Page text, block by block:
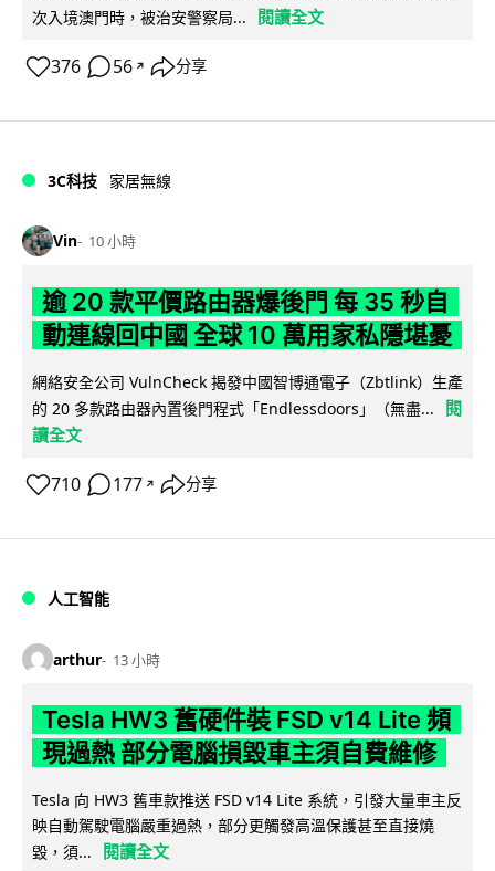
次入境澳門時，被治安警察局...
閱讀全文
376 56 ↗ 分享
3C科技 家居無線
Vin 10 小時
逾 20 款平價路由器爆後門 每 35 秒自
動連線回中國 全球 10 萬用家私隱堪憂
網絡安全公司 VulnCheck 揭發中國智博通電子（Zbtlink）生產
的 20 多款路由器內置後門程式「Endlessdoors」（無盡...
閱
讀全文
710 177 ↗ 分享
人工智能
arthur 13 小時
Tesla HW3 舊硬件裝 FSD v14 Lite 頻
現過熱 部分電腦損毀車主須自費維修
Tesla 向 HW3 舊車款推送 FSD v14 Lite 系統，引發大量車主反
映自動駕駛電腦嚴重過熱，部分更觸發高溫保護甚至直接燒
毀，須...
閱讀全文